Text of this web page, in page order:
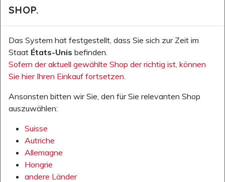
SOUHAITS
AJOUTER TOUS LES PRODUITS À LA LISTE DE
SHOP.
Das System hat festgestellt, dass Sie sich zur Zeit im
Staat États-Unis befinden.
Sofern der aktuell gewählte Shop der richtig ist, können
Sie hier Ihren Einkauf fortsetzen.
Ansonsten bitten wir Sie, den für Sie relevanten Shop
auszuwählen:
Suisse
Autriche
Allemagne
Hongrie
andere Länder